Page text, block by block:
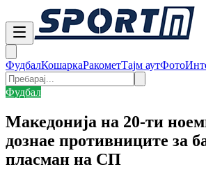
ФудбалКошаркаРакометТајм аутФото
Фудбал
Македонија на 20-ти
дознае противниците за
пласман на СП